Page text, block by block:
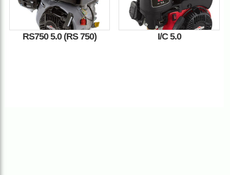
RS750 5.0 (RS 750) I/C 5.0